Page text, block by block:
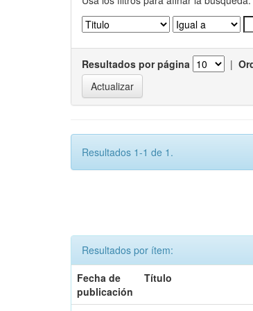
Resultados por página |
Resultados 1-1 de 1.
Resultados por ítem:
Fecha de
publicación
Título